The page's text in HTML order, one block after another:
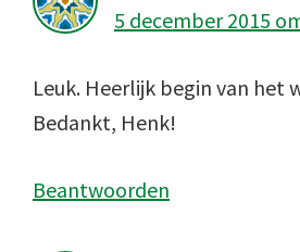
5 december 2015
Leuk. Heerlijk begin van het
Bedankt, Henk!
Beantwoorden